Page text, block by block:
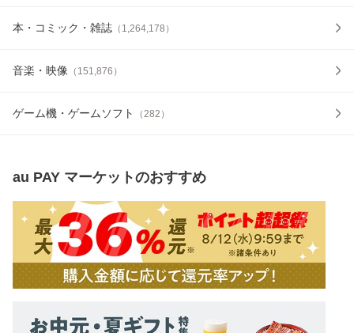
本・コミック・雑誌 （ 1,264,178 ）
音楽・映像 （ 151,876 ）
ゲーム機・ゲームソフト （282 ）
au PAY マーケットのおすすめ